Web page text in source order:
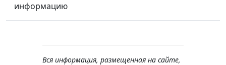
информацию
Вся информация, размещенная на сайте,